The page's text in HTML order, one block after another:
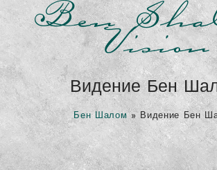
Бен Шалом» Видение Бен
Ben
Vision
Видение Бен